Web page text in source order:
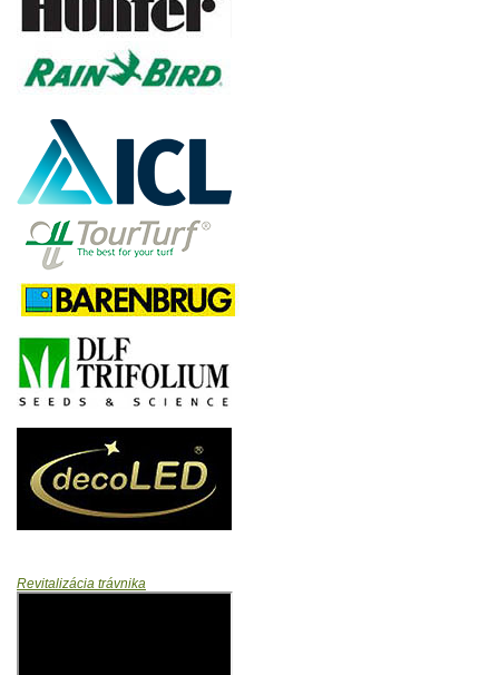
Revitalizácia trávnika